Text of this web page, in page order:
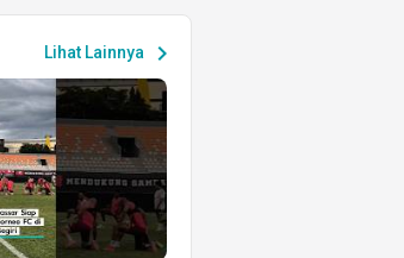
Lihat Lainnya chevron_right